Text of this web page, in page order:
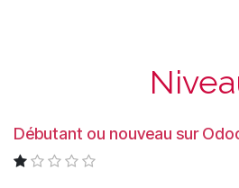
Débutant ou nouveau sur